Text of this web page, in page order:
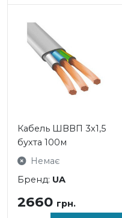
Кабель ШВВП 3x1,5
бухта 100м
Немає
Бренд: UA
2660 грн.